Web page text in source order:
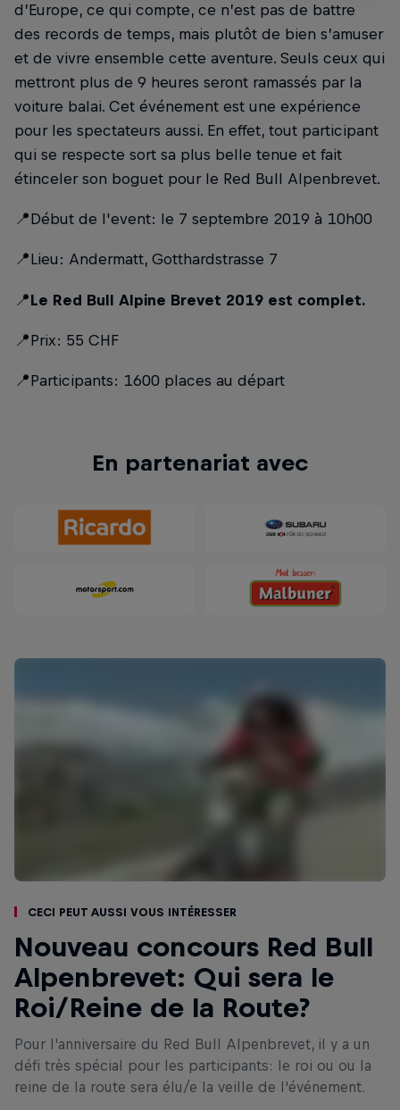
d’Europe, ce qui compte, ce n’est pas de battre
des records de temps, mais plutôt de bien s’amuser
et de vivre ensemble cette aventure. Seuls ceux qui
mettront plus de 9 heures seront ramassés par la
voiture balai. Cet événement est une expérience
pour les spectateurs aussi. En effet, tout participant
qui se respecte sort sa plus belle tenue et fait
étinceler son boguet pour le Red Bull Alpenbrevet.
📍Début de l'event: le 7 septembre 2019 à 10h00
📍Lieu: Andermatt, Gotthardstrasse 7
📍Le Red Bull Alpine Brevet 2019 est complet.
📍Prix: 55 CHF
📍Participants: 1600 places au départ
En partenariat avec
Ceci peut aussi vous intéresser
Nouveau concours Red Bull
Alpenbrevet: Qui sera le
Roi/Reine de la Route?
Pour l'anniversaire du Red Bull Alpenbrevet, il y a un
défi très spécial pour les participants: le roi ou ou la
reine de la route sera élu/e la veille de l'événement.